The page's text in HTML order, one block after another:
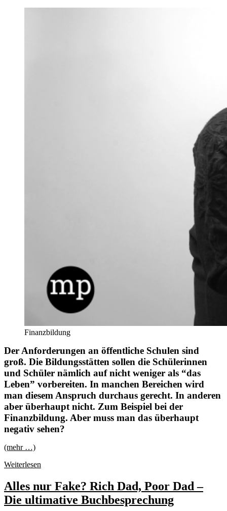
Finanzbildung
Der Anforderungen an öffentliche Schulen sind
groß. Die Bildungsstätten sollen die Schülerinnen
und Schüler nämlich auf nicht weniger als “das
Leben” vorbereiten. In manchen Bereichen wird
man diesem Anspruch durchaus gerecht. In anderen
aber überhaupt nicht. Zum Beispiel bei der
Finanzbildung. Aber muss man das überhaupt
negativ sehen?
(mehr …)
Weiterlesen
Staat?
Wer
soll
Alles nur Fake? Rich Dad, Poor Dad –
Die ultimative Buchbesprechung